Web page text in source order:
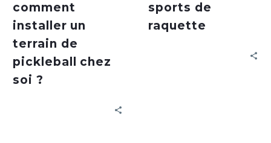
comment
installer un
terrain de
pickleball chez
soi ?
sports de
raquette